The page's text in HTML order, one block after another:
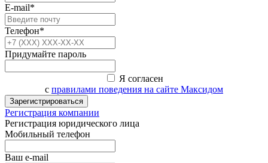
E-mail*
Телефон*
Придумайте пароль
Я согласен
с правилами поведения на сайте Максидом
Зарегистрироваться
Регистрация компании
Регистрация юридического лица
Мобильный телефон
Ваш e-mail